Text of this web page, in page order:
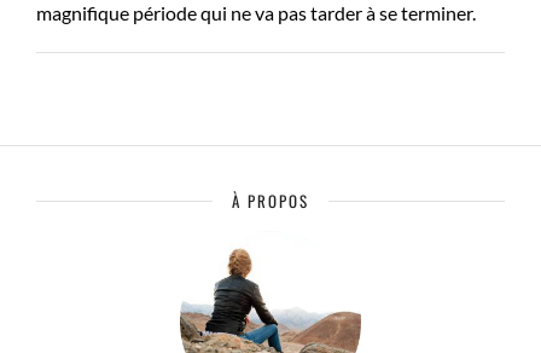
magnifique période qui ne va pas tarder à se terminer.
À PROPOS